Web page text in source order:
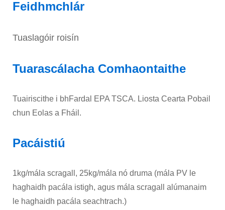
Feidhmchlár
Tuaslagóir roisín
Tuarascálacha Comhaontaithe
Tuairiscithe i bhFardal EPA TSCA. Liosta Cearta Pobail
chun Eolas a Fháil.
Pacáistiú
1kg/mála scragall, 25kg/mála nó druma (mála PV le
haghaidh pacála istigh, agus mála scragall alúmanaim
le haghaidh pacála seachtrach.)